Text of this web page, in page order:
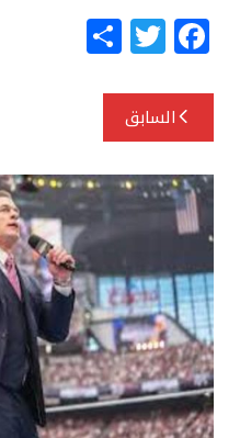
F
a
c
e
b
o
o
k
T
w
itt
e
r
S
h
تصفّح
المقالات
السابق